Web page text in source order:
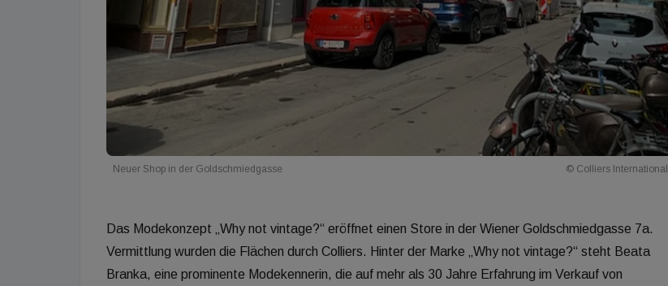
Neuer Shop in der Goldschmiedgasse © Colliers International
Das Modekonzept „Why not vintage?“ eröffnet einen Store in der Wiener Goldschmiedgasse 7a.
Vermittlung wurden die Flächen durch Colliers. Hinter der Marke „Why not vintage?“ steht Beata
Branka, eine prominente Modekennerin, die auf mehr als 30 Jahre Erfahrung im Verkauf von